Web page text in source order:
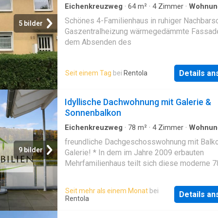
5 bilder
Eichenkreuzweg · 64m² · 4Zimmer ·
Schönes 4-Familienhaus in ruhiger
Gaszentralheizung wärmegedämmte
dem Absenden des
Seit einem Tag bei Rentola Details
9 bilder
Idyllische Dachwohnung mit Galerie &
Sonnenbalkon
Eichenkreuzweg · 78 m² · 4Zimmer ·
Keller
freundliche Dachgeschosswohnung mit
Galerie! * In dem im Jahre 2009 erbauten
Mehrfamilienhaus teilt sich diese moderne
mit Zugang zum Balkon - an das
angeschlossene Küche - einladender Balkon
Seit mehr als einem Monat bei
Rentola
Details